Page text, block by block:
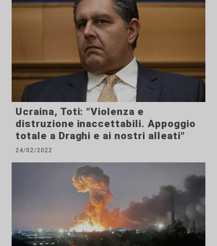
Ucraina, Toti: "Violenza e
distruzione inaccettabili. Appoggio
totale a Draghi e ai nostri alleati"
24/02/2022